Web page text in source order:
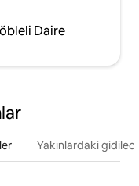
Daire
Yakınlardaki